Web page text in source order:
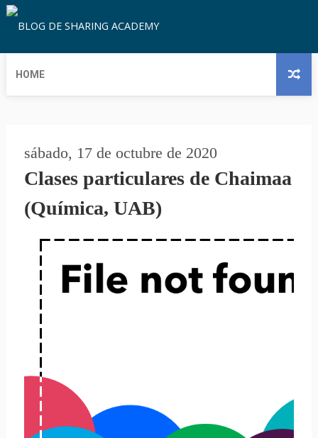
HOME
sábado, 17 de octubre de 2020
Clases particulares de Chaimaa
(Química, UAB)